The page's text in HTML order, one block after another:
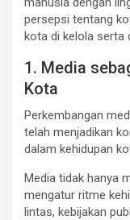
persepsi tentang
kota di kelola serta
1. Media
Kota
Perkembangan
telah menjadikan
dalam kehidupan
Media tidak hanya
mengatur ritme
lintas, kebijakan